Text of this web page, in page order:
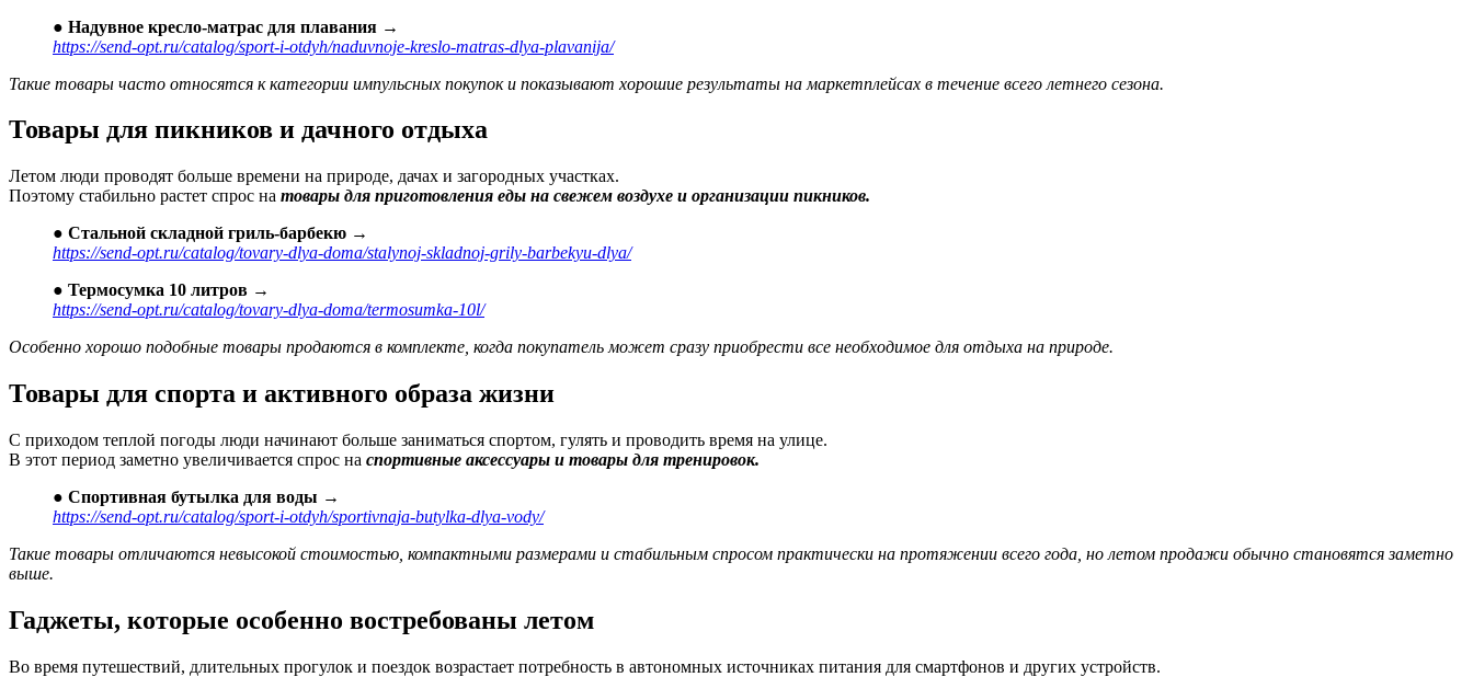
● Надувное кресло-матрас для плавания →
https://send-opt.ru/catalog/sport-i-otdyh/naduvnoje-kreslo-matras-dlya-plavanija/
Такие товары часто относятся к категории импульсных покупок и показывают хорошие результаты на маркетплейсах в течение всего летнего сезона.
Товары для пикников и дачного отдыха
Летом люди проводят больше времени на природе, дачах и загородных участках.
Поэтому стабильно растет спрос на товары для приготовления еды на свежем воздухе и организации пикников.
● Стальной складной гриль-барбекю →
https://send-opt.ru/catalog/tovary-dlya-doma/stalynoj-skladnoj-grily-barbekyu-dlya/
● Термосумка 10 литров →
https://send-opt.ru/catalog/tovary-dlya-doma/termosumka-10l/
Особенно хорошо подобные товары продаются в комплекте, когда покупатель может сразу приобрести все необходимое для отдыха на природе.
Товары для спорта и активного образа жизни
С приходом теплой погоды люди начинают больше заниматься спортом, гулять и проводить время на улице.
В этот период заметно увеличивается спрос на спортивные аксессуары и товары для тренировок.
● Спортивная бутылка для воды →
https://send-opt.ru/catalog/sport-i-otdyh/sportivnaja-butylka-dlya-vody/
Такие товары отличаются невысокой стоимостью, компактными размерами и стабильным спросом практически на протяжении всего года, но летом продажи обычно становятся заметно
выше.
Гаджеты, которые особенно востребованы летом
Во время путешествий, длительных прогулок и поездок возрастает потребность в автономных источниках питания для смартфонов и других устройств.